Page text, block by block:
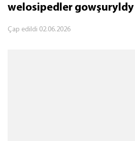
welosipedler gowşuryldy
Çap edildi 02.06.2026